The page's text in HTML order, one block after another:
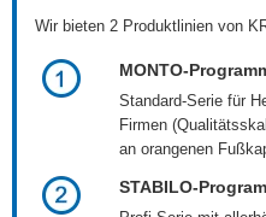
Wir bieten 2 Produktlinien von
MONTO-
Standard-Serie für
Firmen
an orangenen
STABILO-